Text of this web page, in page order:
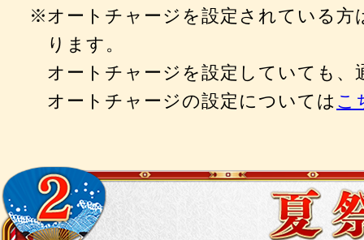
オートチャージを設定されている方
ります。
オートチャージを設定していても
オートチャージの設定については こ